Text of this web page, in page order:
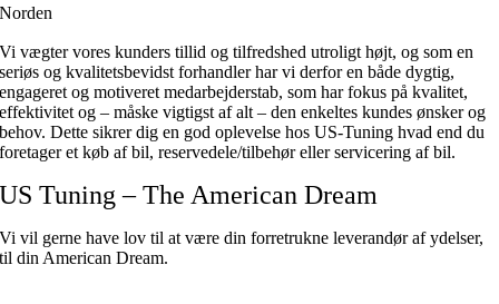
Norden
Vi vægter vores kunders tillid og tilfredshed utroligt højt, og som en
seriøs og kvalitetsbevidst forhandler har vi derfor en både dygtig,
engageret og motiveret medarbejderstab, som har fokus på kvalitet,
effektivitet og – måske vigtigst af alt – den enkeltes kundes ønsker og
behov. Dette sikrer dig en god oplevelse hos US-Tuning hvad end du
foretager et køb af bil, reservedele/tilbehør eller servicering af bil.
US Tuning – The American Dream
Vi vil gerne have lov til at være din forretrukne leverandør af ydelser,
til din American Dream.